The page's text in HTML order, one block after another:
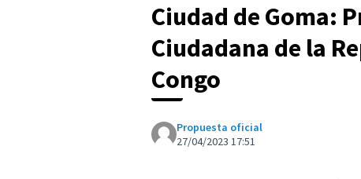
Ciudad de Goma:
Ciudadana de la
Congo
Propuesta oficial
27/04/2023 17:51